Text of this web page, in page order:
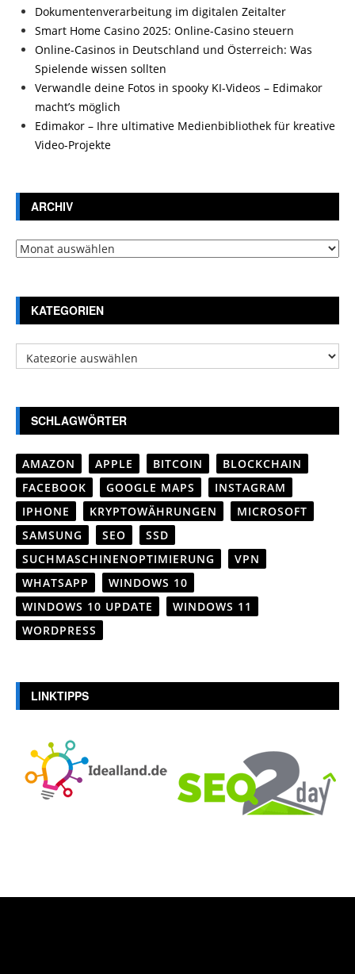
Dokumentenverarbeitung im digitalen Zeitalter
Smart Home Casino 2025: Online-Casino steuern
Online-Casinos in Deutschland und Österreich: Was
Spielende wissen sollten
Verwandle deine Fotos in spooky KI-Videos – Edimakor
macht’s möglich
Edimakor – Ihre ultimative Medienbibliothek für kreative
Video-Projekte
ARCHIV
Archiv
KATEGORIEN
Kategorien
SCHLAGWÖRTER
AMAZON APPLE BITCOIN
BLOCKCHAIN
FACEBOOK
GOOGLE MAPS
INSTAGRAM
IPHONE
KRYPTOWÄHRUNGEN
MICROSOFT
SAMSUNG
SEO
SSD
SUCHMASCHINENOPTIMIERUNG
VPN
WHATSAPP
WINDOWS 10
WINDOWS 10 UPDATE
WINDOWS 11
WORDPRESS
LINKTIPPS